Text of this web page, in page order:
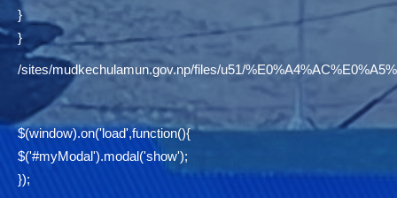
}
}
/sites/mudkechulamun.gov.np/files/u51/
$(window).on('load',function(){
$('#myModal').modal('show');
});